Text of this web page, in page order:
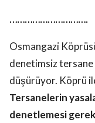
………………………….
Osmangazi
denetimsiz tersane
düşürüyor. Köprü
Tersanelerin
denetlemesi